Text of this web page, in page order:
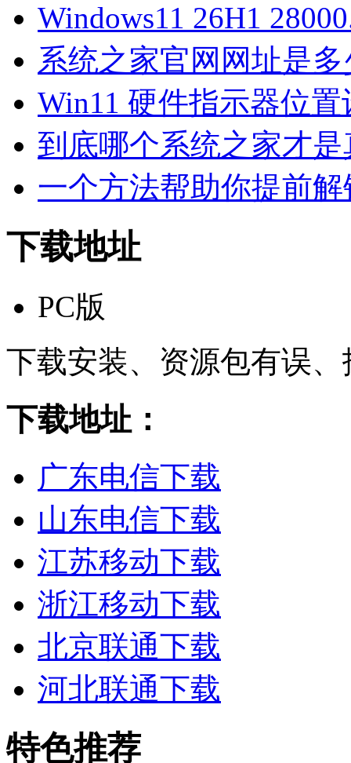
Windows11 26H1
系统之家官网网址是
Win11 硬件指示器位
到底哪个系统之家才
一个方法帮助你提前解
下载地址
PC版
下载安装、资源包有误
下载地址：
广东电信下载
山东电信下载
江苏移动下载
浙江移动下载
北京联通下载
河北联通下载
特色推荐